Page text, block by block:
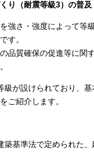
り（耐震等級3）の普及
強さ・強度によって等
す。
品質確保の促進等に関
級が設けられており、
ご紹介します。
築基準法で定められた